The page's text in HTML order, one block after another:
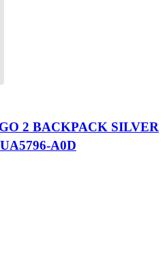
2 BACKPACK SILVER
A0D